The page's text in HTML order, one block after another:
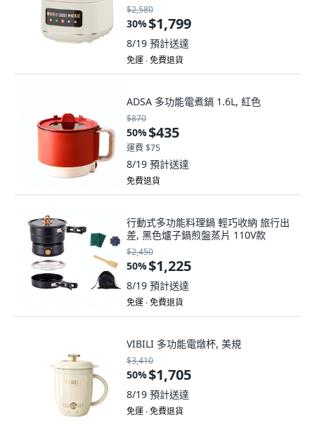
$2,580
30%$1,799
8/19 預計送達
免運 ∙ 免費退貨
ADSA 多功能電煮鍋 1.6L, 紅色
$870
50%$435
運費 $75
8/19 預計送達
免費退貨
行動式多功能料理鍋 輕巧收納 旅行出
差, 黑色爐子鍋煎盤蒸片 110V款
$2,450
50%$1,225
8/19 預計送達
免運 ∙ 免費退貨
VIBILI 多功能電燉杯, 美規
$3,410
50%$1,705
8/19 預計送達
免運 ∙ 免費退貨